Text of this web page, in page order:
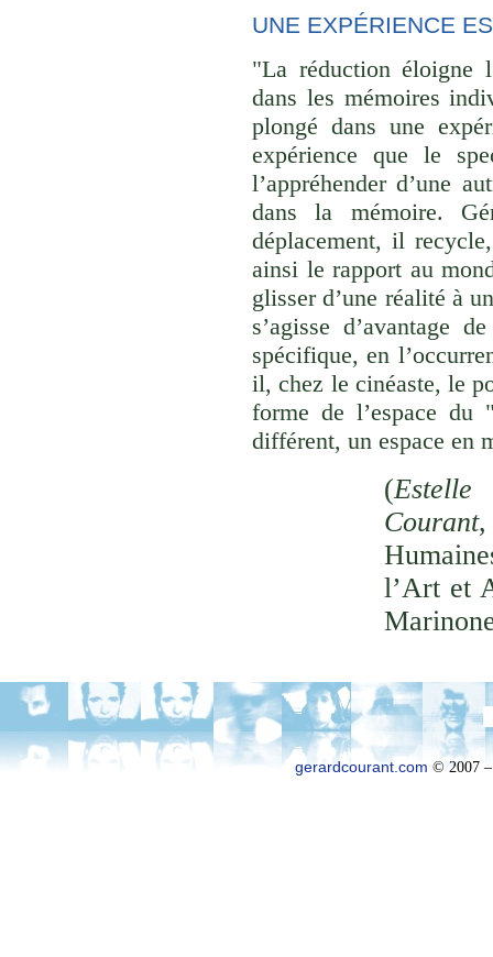
UNE EXPÉRIENCE
"La réduction éloigne
dans les mémoires
plongé dans une
expérience que le
l’appréhender d’une
dans la mémoire.
déplacement, il
ainsi le rapport au
glisser d’une réalité à
s’agisse d’avantage
spécifique, en
il, chez le cinéaste, le
forme de l’espace du
différent, un espace en
(Estelle
Courant,
l’Art et
gerardcourant.com © 2007